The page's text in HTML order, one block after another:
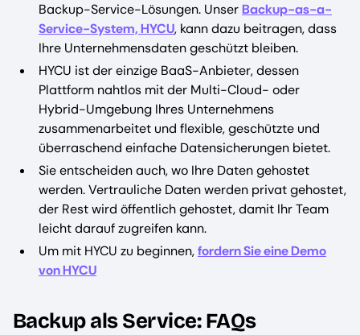
Backup-Service-Lösungen. UnserBackup-as-a-
Service-System, HYCU, kann dazu beitragen, dass
Ihre Unternehmensdaten geschützt bleiben.
HYCU ist der einzige BaaS-Anbieter, dessen
Plattform nahtlos mit der Multi-Cloud- oder
Hybrid-Umgebung Ihres Unternehmens
zusammenarbeitet und flexible, geschützte und
überraschend einfache Datensicherungen bietet.
Sie entscheiden auch, wo Ihre Daten gehostet
werden. Vertrauliche Daten werden privat gehostet,
der Rest wird öffentlich gehostet, damit Ihr Team
leicht darauf zugreifen kann.
Um mit HYCU zu beginnen,fordern Sie eine Demo
von HYCU
Backup als Service: FAQs